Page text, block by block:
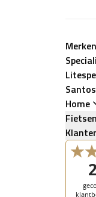
Merken
Santos
Home
Fietsen